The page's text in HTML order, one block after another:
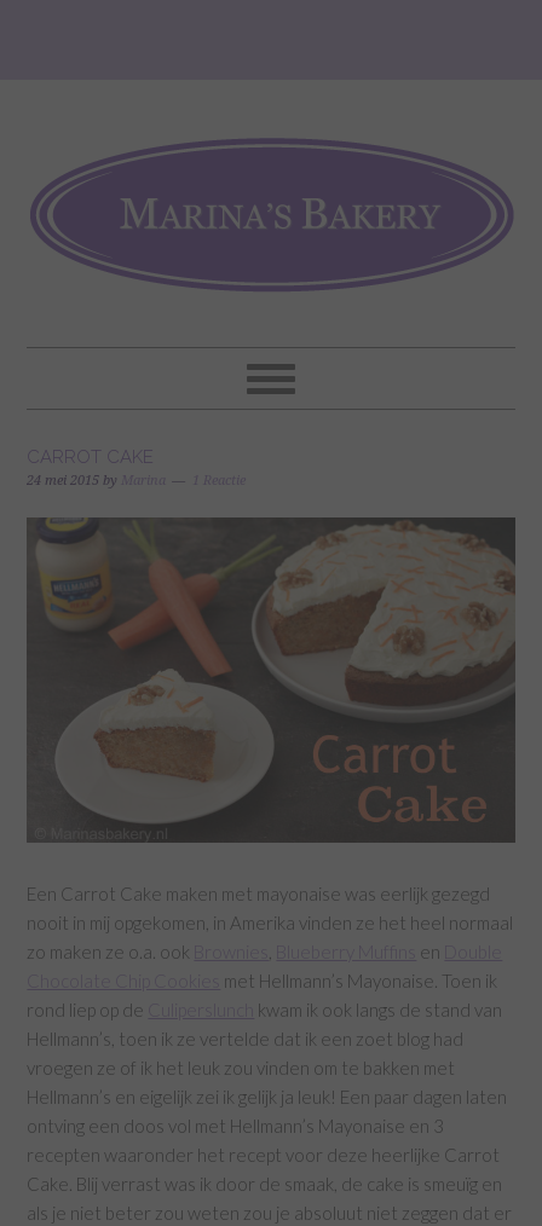
CARROT CAKE
24 mei 2015 by Marina 1 Reactie
Een Carrot Cake maken met mayonaise was eerlijk gezegd
nooit in mij opgekomen, in Amerika vinden ze het heel normaal
zo maken ze o.a. ook
en
met Hellmann’s Mayonaise. Toen ik
rond liep op de
kwam ik ook langs de stand van
Hellmann’s, toen ik ze vertelde dat ik een zoet blog had
vroegen ze of ik het leuk zou vinden om te bakken met
Hellmann’s en eigelijk zei ik gelijk ja leuk! Een paar dagen laten
ontving een doos vol met Hellmann’s Mayonaise en 3
recepten waaronder het recept voor deze heerlijke Carrot
Cake. Blij verrast was ik door de smaak, de cake is smeuïg en
als je niet beter zou weten zou je absoluut niet zeggen dat er